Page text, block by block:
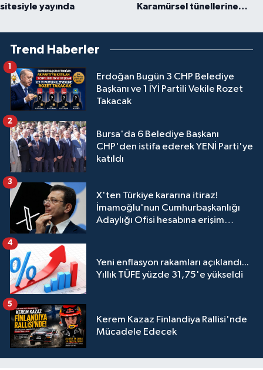
sitesiyle yayında
Karamürsel tünellerine
Trend Haberler
Erdoğan Bugün 3 CHP Belediye
Başkanı ve 1 İYİ Partili Vekile Rozet
Takacak
1
Bursa'da 6 Belediye Başkanı
CHP'den istifa ederek YENİ Parti'ye
katıldı
2
X'ten Türkiye kararına itiraz!
İmamoğlu'nun Cumhurbaşkanlığı
Adaylığı Ofisi hesabına erişim
3
Yeni enflasyon rakamları açıklandı...
Yıllık TÜFE yüzde 31,75'e yükseldi
4
Kerem Kazaz Finlandiya Rallisi'nde
Mücadele Edecek
5